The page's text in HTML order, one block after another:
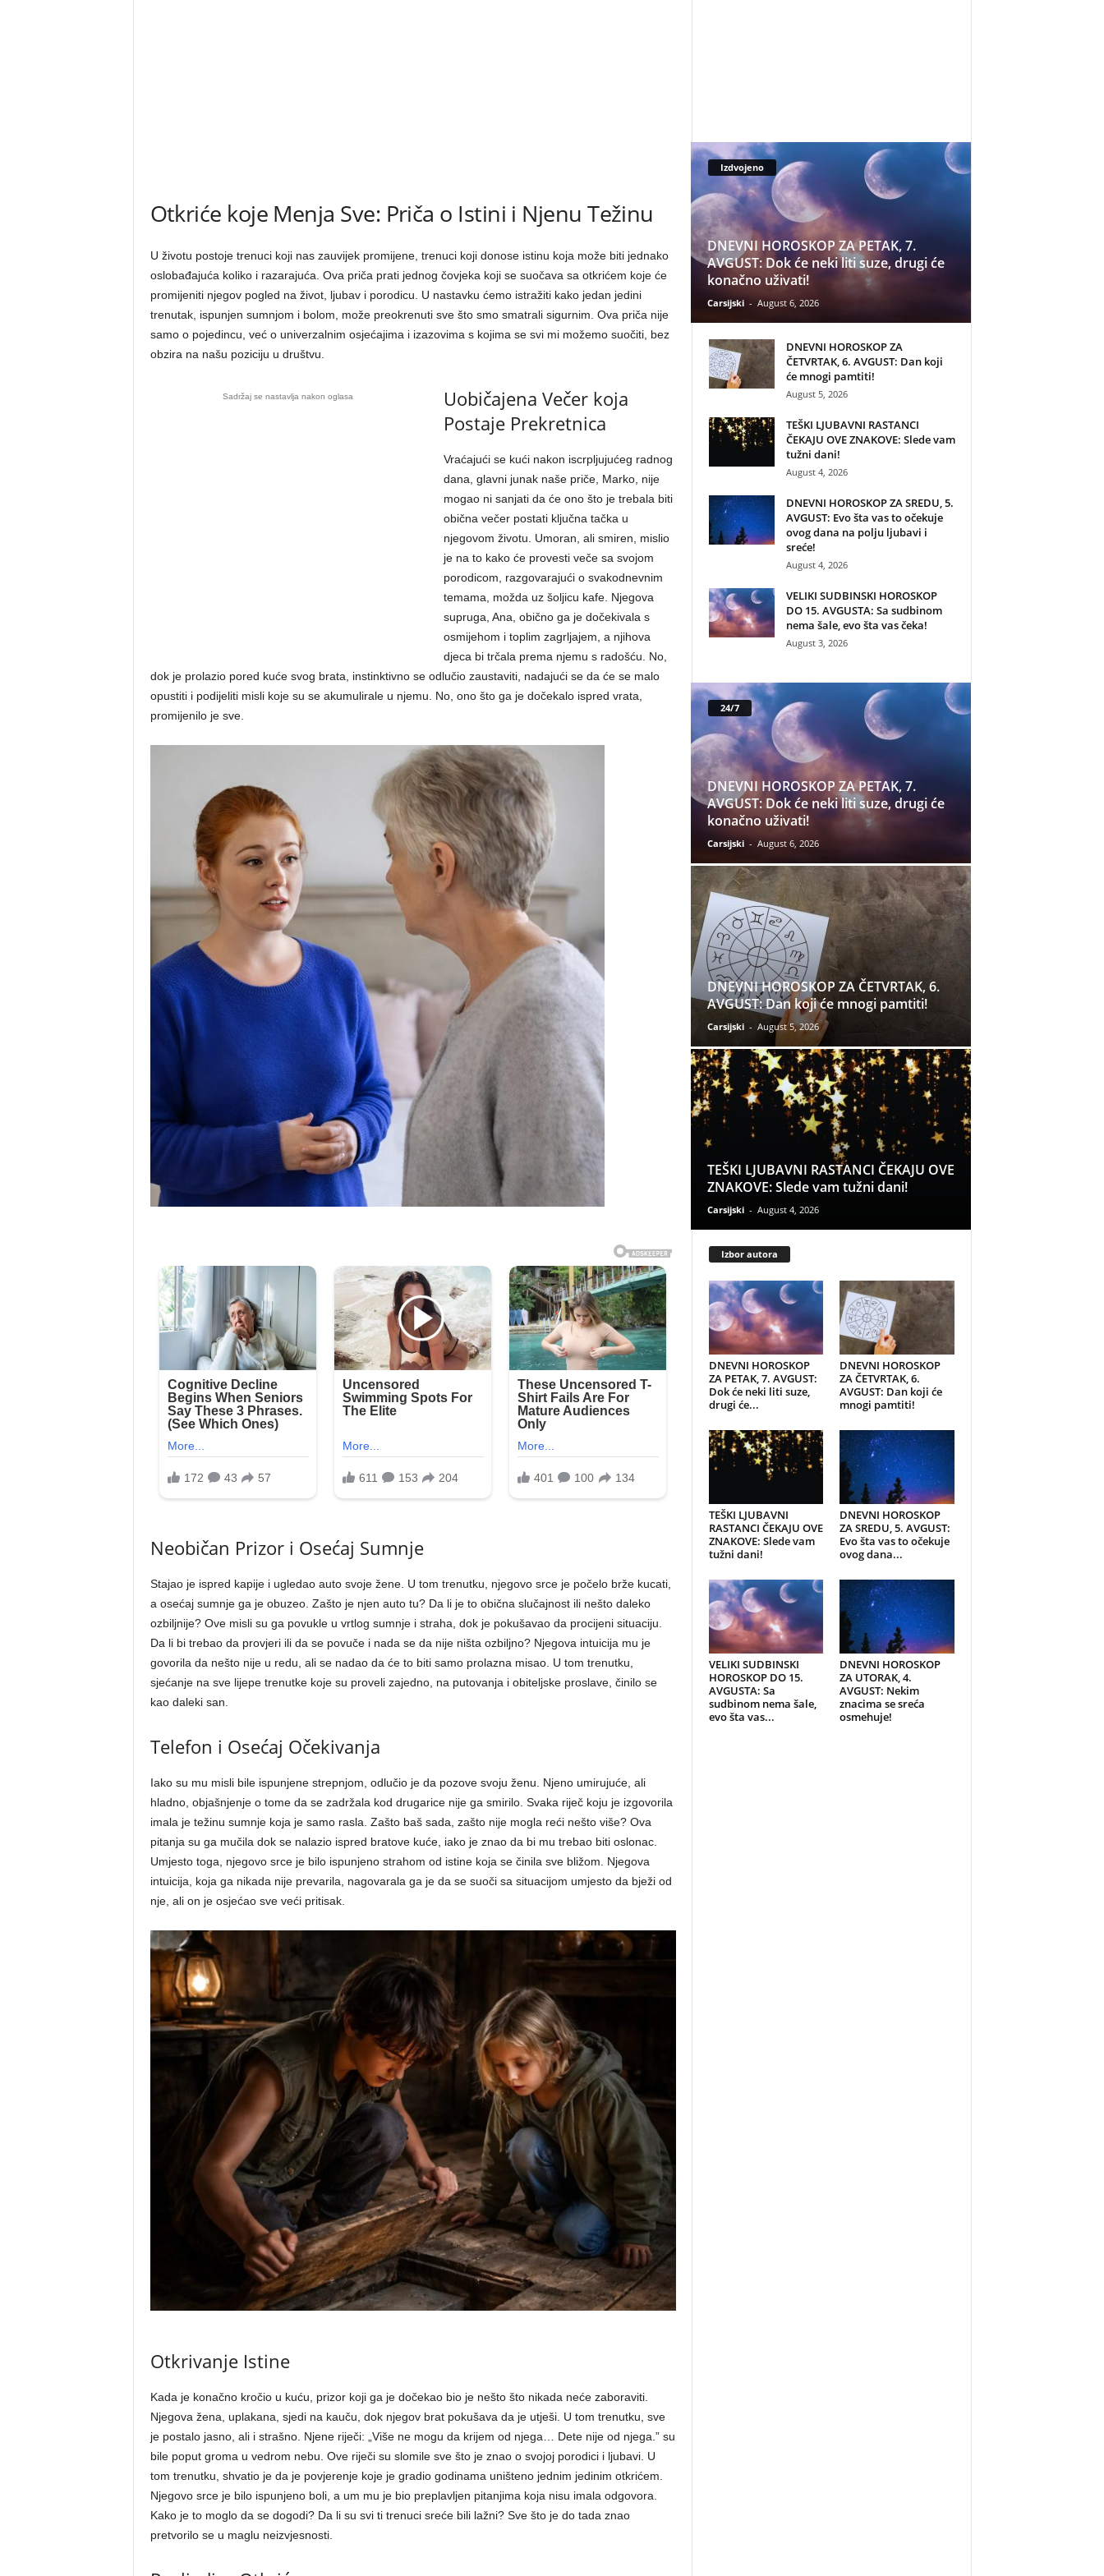
Otkriće koje Menja Sve: Priča o Istini i Njenu Težinu
U životu postoje trenuci koji nas zauvijek promijene, trenuci koji donose istinu koja može biti jednako
oslobađajuća koliko i razarajuća. Ova priča prati jednog čovjeka koji se suočava sa otkrićem koje će
promijeniti njegov pogled na život, ljubav i porodicu. U nastavku ćemo istražiti kako jedan jedini
trenutak, ispunjen sumnjom i bolom, može preokrenuti sve što smo smatrali sigurnim. Ova priča nije
samo o pojedincu, već o univerzalnim osjećajima i izazovima s kojima se svi mi možemo suočiti, bez
obzira na našu poziciju u društvu.
Sadržaj se nastavlja nakon oglasa
Uobičajena Večer koja
Postaje Prekretnica
Vraćajući se kući nakon iscrpljujućeg radnog
dana, glavni junak naše priče, Marko, nije
mogao ni sanjati da će ono što je trebala biti
obična večer postati ključna tačka u
njegovom životu. Umoran, ali smiren, mislio
je na to kako će provesti veče sa svojom
porodicom, razgovarajući o svakodnevnim
temama, možda uz šoljicu kafe. Njegova
supruga, Ana, obično ga je dočekivala s
osmijehom i toplim zagrljajem, a njihova
djeca bi trčala prema njemu s radošću. No,
dok je prolazio pored kuće svog brata, instinktivno se odlučio zaustaviti, nadajući se da će se malo
opustiti i podijeliti misli koje su se akumulirale u njemu. No, ono što ga je dočekalo ispred vrata,
promijenilo je sve.
Neobičan Prizor i Osećaj Sumnje
Stajao je ispred kapije i ugledao auto svoje žene. U tom trenutku, njegovo srce je počelo brže kucati,
a osećaj sumnje ga je obuzeo. Zašto je njen auto tu? Da li je to obična slučajnost ili nešto daleko
ozbiljnije? Ove misli su ga povukle u vrtlog sumnje i straha, dok je pokušavao da procijeni situaciju.
Da li bi trebao da provjeri ili da se povuče i nada se da nije ništa ozbiljno? Njegova intuicija mu je
govorila da nešto nije u redu, ali se nadao da će to biti samo prolazna misao. U tom trenutku,
sjećanje na sve lijepe trenutke koje su proveli zajedno, na putovanja i obiteljske proslave, činilo se
kao daleki san.
Telefon i Osećaj Očekivanja
Iako su mu misli bile ispunjene strepnjom, odlučio je da pozove svoju ženu. Njeno umirujuće, ali
hladno, objašnjenje o tome da se zadržala kod drugarice nije ga smirilo. Svaka riječ koju je izgovorila
imala je težinu sumnje koja je samo rasla. Zašto baš sada, zašto nije mogla reći nešto više? Ova
pitanja su ga mučila dok se nalazio ispred bratove kuće, iako je znao da bi mu trebao biti oslonac.
Umjesto toga, njegovo srce je bilo ispunjeno strahom od istine koja se činila sve bližom. Njegova
intuicija, koja ga nikada nije prevarila, nagovarala ga je da se suoči sa situacijom umjesto da bježi od
nje, ali on je osjećao sve veći pritisak.
Otkrivanje Istine
Kada je konačno kročio u kuću, prizor koji ga je dočekao bio je nešto što nikada neće zaboraviti.
Njegova žena, uplakana, sjedi na kauču, dok njegov brat pokušava da je utješi. U tom trenutku, sve
je postalo jasno, ali i strašno. Njene riječi: „Više ne mogu da krijem od njega… Dete nije od njega.” su
bile poput groma u vedrom nebu. Ove riječi su slomile sve što je znao o svojoj porodici i ljubavi. U
tom trenutku, shvatio je da je povjerenje koje je gradio godinama uništeno jednim jedinim otkrićem.
Njegovo srce je bilo ispunjeno boli, a um mu je bio preplavljen pitanjima koja nisu imala odgovora.
Kako je to moglo da se dogodi? Da li su svi ti trenuci sreće bili lažni? Sve što je do tada znao
pretvorilo se u maglu neizvjesnosti.
Izdvojeno
DNEVNI HOROSKOP ZA PETAK, 7.
AVGUST: Dok će neki liti suze, drugi će
konačno uživati!
Carsijski - August 6, 2026
DNEVNI HOROSKOP ZA
ČETVRTAK, 6. AVGUST: Dan koji
će mnogi pamtiti!
August 5, 2026
TEŠKI LJUBAVNI RASTANCI
ČEKAJU OVE ZNAKOVE: Slede vam
tužni dani!
August 4, 2026
DNEVNI HOROSKOP ZA SREDU, 5.
AVGUST: Evo šta vas to očekuje
ovog dana na polju ljubavi i
sreće!
August 4, 2026
VELIKI SUDBINSKI HOROSKOP
DO 15. AVGUSTA: Sa sudbinom
nema šale, evo šta vas čeka!
August 3, 2026
24/7
DNEVNI HOROSKOP ZA PETAK, 7.
AVGUST: Dok će neki liti suze, drugi će
konačno uživati!
Carsijski - August 6, 2026
DNEVNI HOROSKOP ZA ČETVRTAK, 6.
AVGUST: Dan koji će mnogi pamtiti!
Carsijski - August 5, 2026
TEŠKI LJUBAVNI RASTANCI ČEKAJU OVE
ZNAKOVE: Slede vam tužni dani!
Carsijski - August 4, 2026
Izbor autora
DNEVNI HOROSKOP
ZA PETAK, 7. AVGUST:
Dok će neki liti suze,
drugi će...
DNEVNI HOROSKOP
ZA ČETVRTAK, 6.
AVGUST: Dan koji će
mnogi pamtiti!
TEŠKI LJUBAVNI
RASTANCI ČEKAJU OVE
ZNAKOVE: Slede vam
tužni dani!
DNEVNI HOROSKOP
ZA SREDU, 5. AVGUST:
Evo šta vas to očekuje
ovog dana...
VELIKI SUDBINSKI
HOROSKOP DO 15.
AVGUSTA: Sa
sudbinom nema šale,
evo šta vas...
DNEVNI HOROSKOP
ZA UTORAK, 4.
AVGUST: Nekim
znacima se sreća
osmehuje!